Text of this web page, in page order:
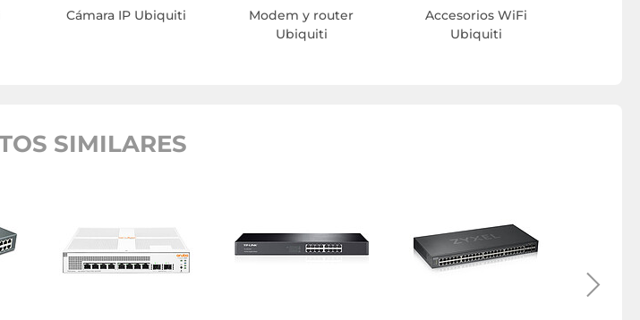
Cámara IP Ubiquiti
Modem y router
Ubiquiti
Accesorios WiFi
Ubiquiti
SIMILARES